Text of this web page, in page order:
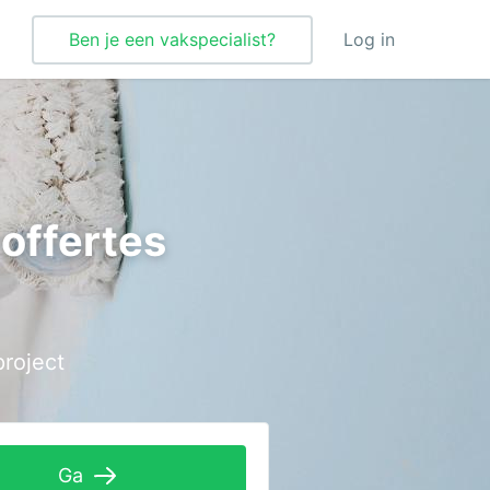
Ben je een vakspecialist? Log in
Vloerverwarming
Zonnepanelen
Ga